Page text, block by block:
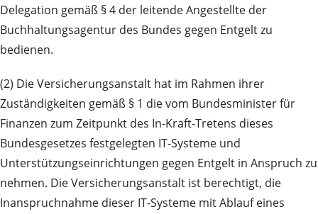
Delegation gemäß § 4 der leitende Angestellte der
Buchhaltungsagentur des Bundes gegen Entgelt zu
bedienen.
(2) Die Versicherungsanstalt hat im Rahmen ihrer
Zuständigkeiten gemäß § 1 die vom Bundesminister für
Finanzen zum Zeitpunkt des In-Kraft-Tretens dieses
Bundesgesetzes festgelegten IT-Systeme und
Unterstützungseinrichtungen gegen Entgelt in Anspruch zu
nehmen. Die Versicherungs­anstalt ist berechtigt, die
Inanspruchnahme dieser IT-Systeme mit Ablauf eines